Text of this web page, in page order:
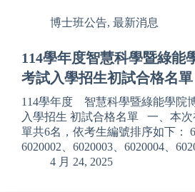
博士班公告, 最新消息
114學年度智慧科學暨綠能
考試入學招生初試合格名單
114學年度 智慧科學暨綠能學院
入學招生 初試合格名單 一、本次
單共6名，依考生編號排序如下：
6020002、6020003、6020004、
4 月 24, 2025